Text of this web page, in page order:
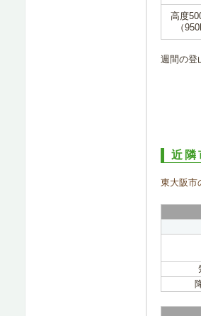
高度
（
週間の登
近隣
東大阪市